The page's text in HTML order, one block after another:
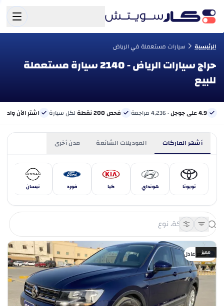
الرئيسية سيارات مستعملة في الرياض
حراج سيارات الرياض - 2140 سيارة مستعملة
للبيع
4.9 على جوجل · 4,236 مراجعة فحص 200 نقطة لكل سيارة اشترِ الآن
أشهر الماركات الموديلات الشائعة مدن أخرى
تويوتا هونداي كيا فورد نيسان
سعر عادلمميز